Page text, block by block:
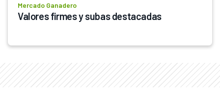
Mercado Ganadero
Valores firmes y subas destacadas